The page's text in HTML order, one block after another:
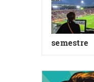
semestre